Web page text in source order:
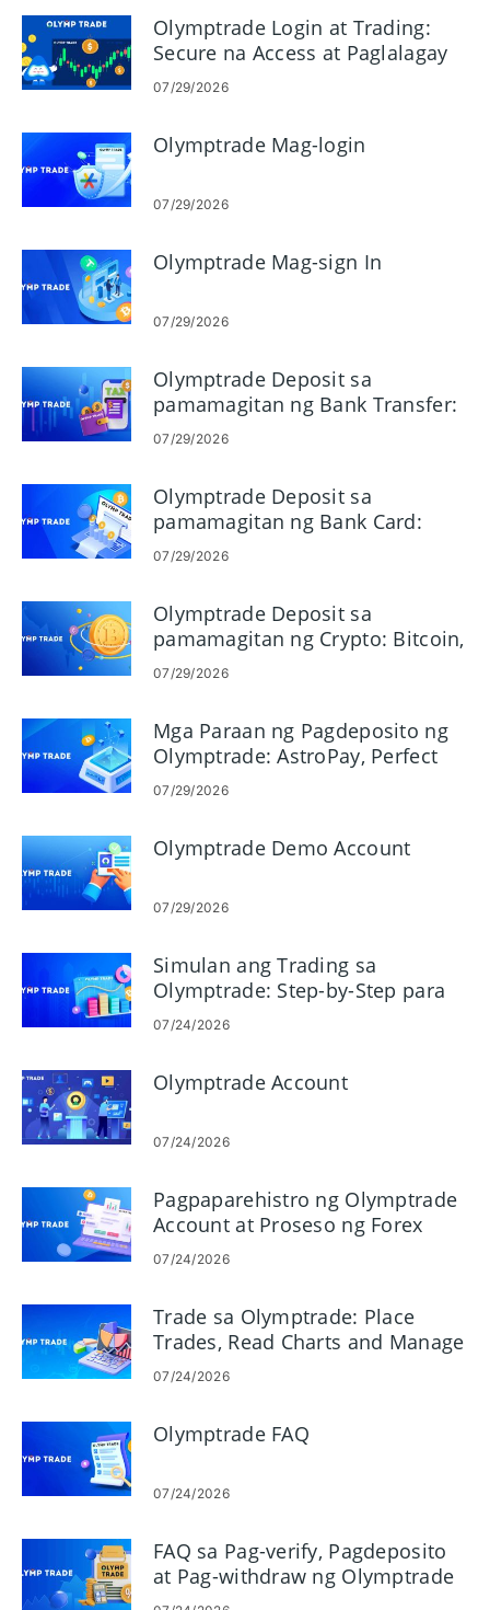
Olymptrade Login at Trading:
Secure na Access at Paglalagay
ng Trades
07/29/2026
Olymptrade Mag-login
07/29/2026
Olymptrade Mag-sign In
07/29/2026
Olymptrade Deposit sa
pamamagitan ng Bank Transfer:
Mga Paraan, Limitasyon at Oras
07/29/2026
Olymptrade Deposit sa
pamamagitan ng Bank Card:
Visa, Mastercard, JCB, Discover
07/29/2026
Olymptrade Deposit sa
pamamagitan ng Crypto: Bitcoin,
ETH, USDT, Lunu
07/29/2026
Mga Paraan ng Pagdeposito ng
Olymptrade: AstroPay, Perfect
Money, Neteller, Skrill
07/29/2026
Olymptrade Demo Account
07/29/2026
Simulan ang Trading sa
Olymptrade: Step-by-Step para
sa Mga Nagsisimula
07/24/2026
Olymptrade Account
07/24/2026
Pagpaparehistro ng Olymptrade
Account at Proseso ng Forex
Trading
07/24/2026
Trade sa Olymptrade: Place
Trades, Read Charts and Manage
Risk
07/24/2026
Olymptrade FAQ
07/24/2026
FAQ sa Pag-verify, Pagdeposito
at Pag-withdraw ng Olymptrade